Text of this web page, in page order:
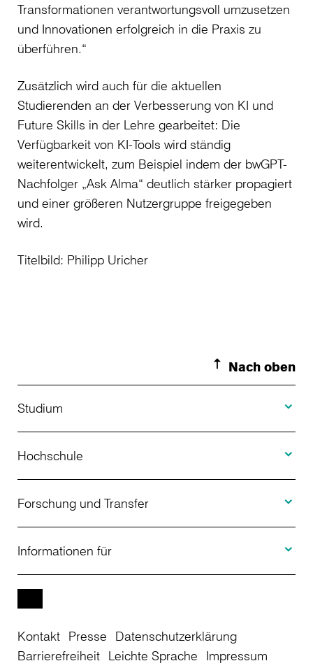
Transformationen verantwortungsvoll umzusetzen
und Innovationen erfolgreich in die Praxis zu
überführen.“
Zusätzlich wird auch für die aktuellen
Studierenden an der Verbesserung von KI und
Future Skills in der Lehre gearbeitet: Die
Verfügbarkeit von KI-Tools wird ständig
weiterentwickelt, zum Beispiel indem der bwGPT-
Nachfolger „Ask Alma“ deutlich stärker propagiert
und einer größeren Nutzergruppe freigegeben
wird.
Titelbild: Philipp Uricher
Nach oben
Studium
Studienangebot
Bewerbung
Studienberatung
Weiterbildung
Studienkolleg
Hochschule
Über uns
Aktuelles
Einrichtungen
Forschung und Transfer
Projekte
Informationen für
Studierende
Kontakt Presse
Datenschutzerklärung
Barrierefreiheit Leichte Sprache Impressum